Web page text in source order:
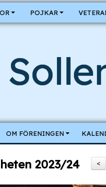
POJKAR
OM FÖRENINGEN
<
2023/24